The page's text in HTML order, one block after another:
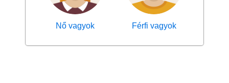
Nő vagyok Férfi vagyok